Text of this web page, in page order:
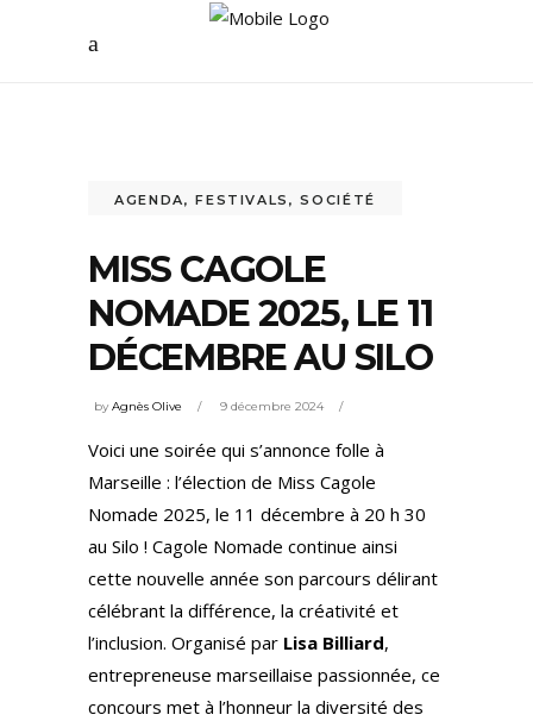
AGENDA,FESTIVALS,SOCIÉTÉ
MISS CAGOLE
NOMADE 2025, LE 11
DÉCEMBRE AU SILO
byAgnès Olive 9 décembre 2024
Voici une soirée qui s’annonce folle à
Marseille : l’élection de Miss Cagole
Nomade 2025, le 11 décembre à 20 h 30
au Silo ! Cagole Nomade continue ainsi
cette nouvelle année son parcours délirant
célébrant la différence, la créativité et
l’inclusion. Organisé par Lisa Billiard,
entrepreneuse marseillaise passionnée, ce
concours met à l’honneur la diversité des